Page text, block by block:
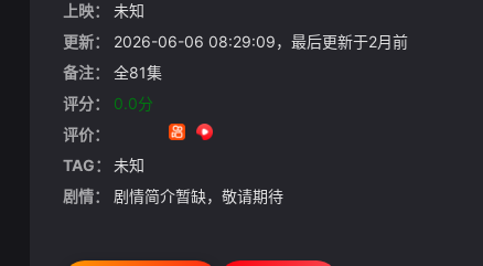
上映：
未知
更新：
2026-06-06 08:29:09，最后更新于2月前
备注：
全81集
评分：
0.0分
评价：
TAG：
未知
剧情：
剧情简介暂缺，敬请期待